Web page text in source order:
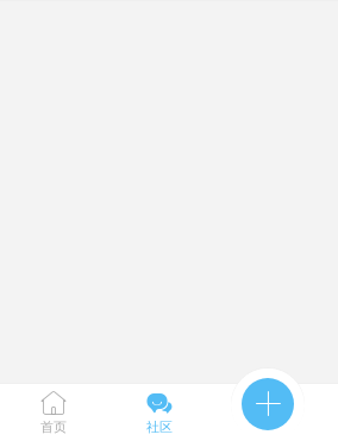

首页

社区
